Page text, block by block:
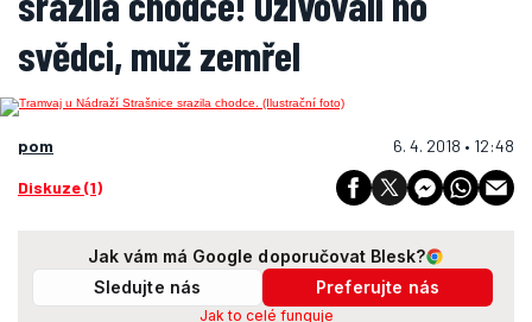
svědci, muž zemřel
pom 6. 4. 2018 • 12:48
Diskuze (1)
Jak vám má Google doporučovat Blesk?
Sledujte nás
Preferujte nás
Jak to celé funguje